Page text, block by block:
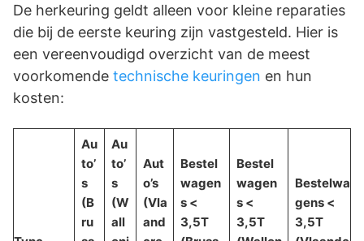
De herkeuring geldt alleen voor kleine reparaties
die bij de eerste keuring zijn vastgesteld. Hier is
een vereenvoudigd overzicht van de meest
voorkomende technische keuringen en hun
kosten:
Au
to’
s
(B
ru
Au
to’
s
(W
all
Aut
o’s
(Vla
and
Bestel
wagen
s <
3,5T
Bestel
wagen
s <
3,5T
Bestelwa
gens <
3,5T